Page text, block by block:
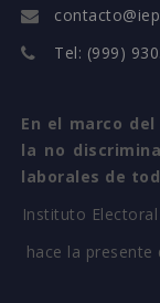
Tel: (999)
En el marco
la no
laborales de
Instituto
hace la